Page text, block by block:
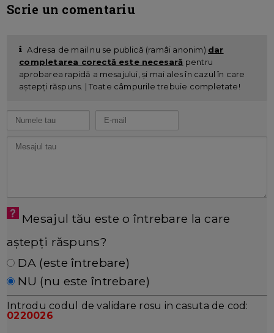
Scrie un comentariu
Adresa de mail nu se publică (ramâi anonim) dar
completarea corectă este necesară pentru
aprobarea rapidă a mesajului, și mai ales în cazul în care
aștepți răspuns. | Toate câmpurile trebuie completate!
Mesajul tău este o întrebare la care
aștepți răspuns?
DA (este întrebare)
NU (nu este întrebare)
Introdu codul de validare rosu in casuta de cod:
0220026